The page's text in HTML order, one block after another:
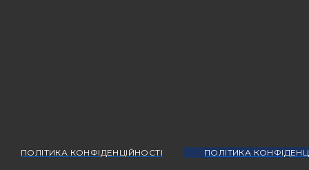
ПОЛІТИКА КОНФІДЕНЦІЙНОСТІ ПОЛІТИКА